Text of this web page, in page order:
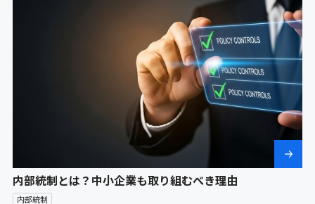
内部統制とは？中小企業も取り組むべき理由
内部統制